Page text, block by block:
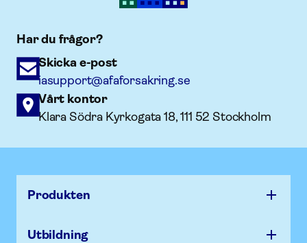
Har du frågor?
Skicka e-post
iasupport@afaforsakring.se
Vårt kontor
Klara Södra Kyrkogata 18, 111 52 Stockholm
Produkten
Utbildning